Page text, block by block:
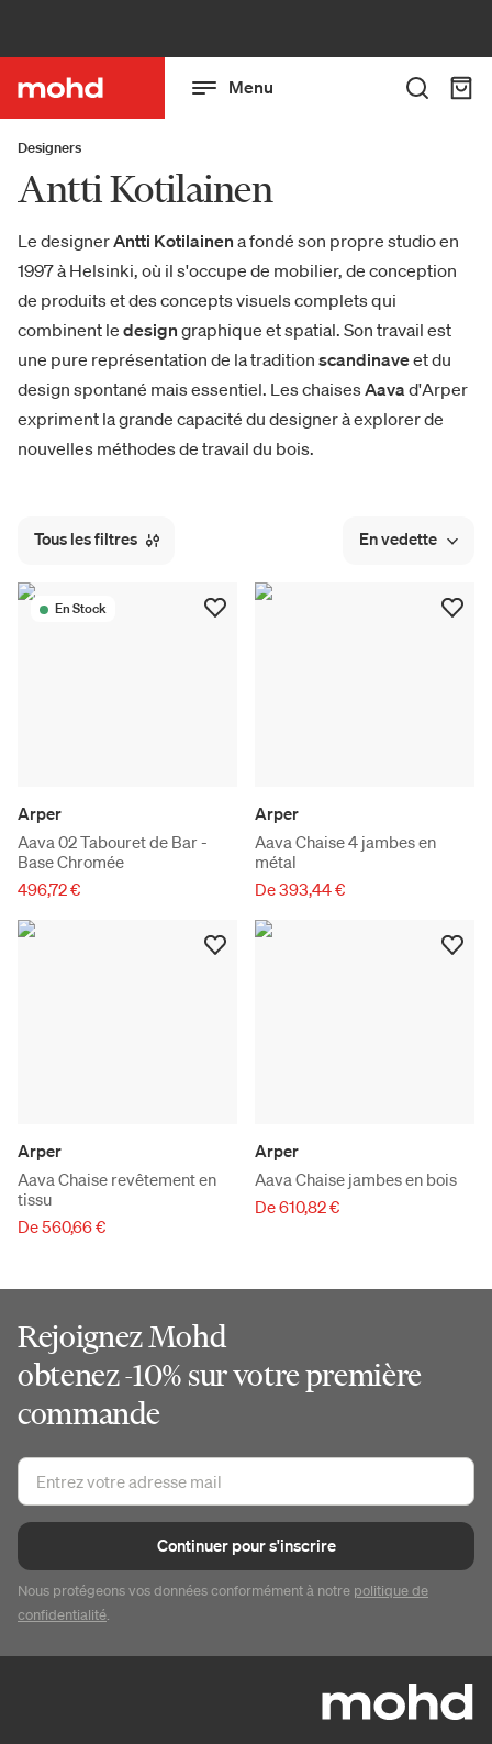
Menu
Designers
Antti Kotilainen
Le designerAntti Kotilainen a fondé son propre studio en
1997 à Helsinki, où il s'occupe de mobilier, de conception
de produits et des concepts visuels complets qui
combinent le design graphique et spatial. Son travail est
une pure représentation de la tradition scandinaveet du
design spontané mais essentiel. Les chaisesAavad'Arper
expriment la grande capacité du designer à explorer de
nouvelles méthodes de travail du bois.
Tous les filtres En vedette
En Stock
Arper
Aava 02 Tabouret de Bar -
Base Chromée
496,72 €
Arper
Aava Chaise 4 jambes en
métal
De 393,44 €
Arper
Aava Chaise revêtement en
tissu
De 560,66 €
Arper
Aava Chaise jambes en bois
De 610,82 €
Rejoignez Mohd
obtenez -10% sur votre première
commande
Continuer pour s'inscrire
Nous protégeons vos données conformément à notre politique de
confidentialité.